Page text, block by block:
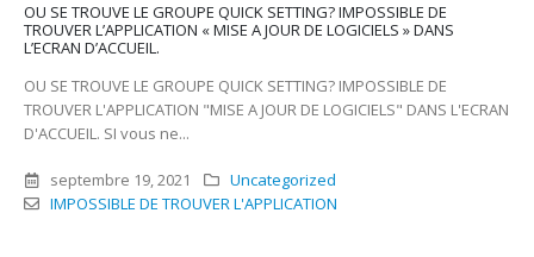
OU SE TROUVE LE GROUPE QUICK SETTING? IMPOSSIBLE DE
TROUVER L’APPLICATION « MISE A JOUR DE LOGICIELS » DANS
L’ECRAN D’ACCUEIL.
OU SE TROUVE LE GROUPE QUICK SETTING? IMPOSSIBLE DE
TROUVER L'APPLICATION "MISE A JOUR DE LOGICIELS" DANS L'ECRAN
D'ACCUEIL. SI vous ne...
septembre 19, 2021
Uncategorized
IMPOSSIBLE DE TROUVER L'APPLICATION